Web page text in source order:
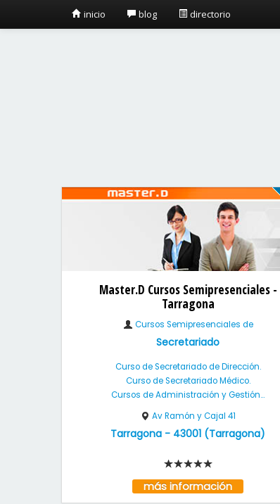
inicio blog directorio
Master.D Cursos Semipresenciales -
Tarragona
Cursos Semipresenciales de
Secretariado
Curso de Secretariado de Dirección.
Curso de Secretariado Médico.
Cursos de Administración y Gestión...
Av Ramón y Cajal 41
Tarragona - 43001 (Tarragona)
más información